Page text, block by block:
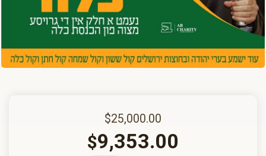
$25,000.00
$9,353.00